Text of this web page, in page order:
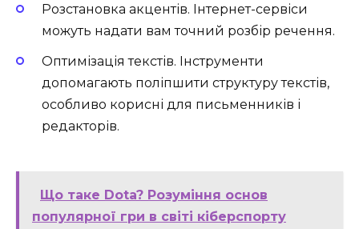
Розстановка акцентів. Інтернет-сервіси
можуть надати вам точний розбір речення.
Оптимізація текстів. Інструменти
допомагають поліпшити структуру текстів,
особливо корисні для письменників і
редакторів.
Що таке Dota? Розуміння основ
популярної гри в світі кіберспорту